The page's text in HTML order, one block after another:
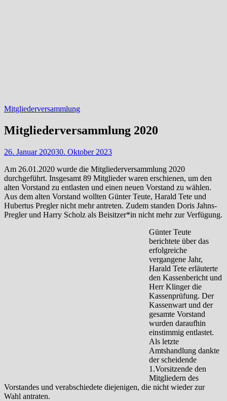
Mitgliederversammlung
Mitgliederversammlung 2020
26. Januar 202030. Oktober 2023
Am 26.01.2020 wurde die Mitgliederversammlung 2020
durchgeführt. Insgesamt 89 Mitglieder waren erschienen, um den
alten Vorstand zu entlasten und einen neuen Vorstand zu wählen.
Aus dem alten Vorstand wollten Günter Teute, Harald Tete und
Hubertus Pregler nicht mehr antreten. Zudem standen Doris Jahns-
Pregler und Harry Scholz als Beisitzer*in nicht mehr zur Verfügung.
Günter Teute
berichtete über das
erfolgreiche
vergangene Jahr,
Harald Tete erläuterte
den Kassenbericht und
Herr Klinger die
Kassenprüfung. Der
Kassenwart und der
gesamte Vorstand
wurden daraufhin
einstimmig entlastet.
Als letzte
Amtshandlung dankte
der scheidende
1.Vorsitzende den
Mitgliedern des
Vorstandes und verabschiedete diejenigen, die nicht wieder zur
Wahl antraten.